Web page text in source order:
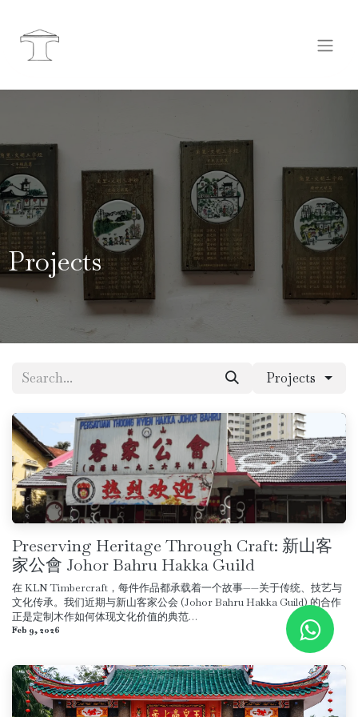
Projects
Projects
Preserving Heritage Through Craft: 新山客
家公會 Johor Bahru Hakka Guild
在 KLN Timbercraft，每件作品都承载着一个故事——关于传统、技艺与
文化传承。我们近期与新山客家公会 (Johor Bahru Hakka Guild) 的合作
正是定制木作如何体现文化价值的典范…
Feb 9, 2026